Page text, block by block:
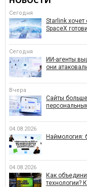
Сегодня
Starlink
SpaceX
Сегодня
ИИ-агенты
они
Вчера
Сайты
04.08.2026
Наймология:
04.08.2026
Как
технологии?